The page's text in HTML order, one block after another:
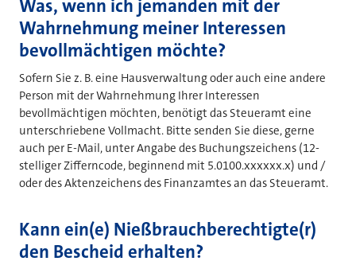
Was, wenn ich jemanden mit der
Wahrnehmung meiner Interessen
bevollmächtigen möchte?
Sofern Sie z. B. eine Hausverwaltung oder auch eine andere
Person mit der Wahrnehmung Ihrer Interessen
bevollmächtigen möchten, benötigt das Steueramt eine
unterschriebene Vollmacht. Bitte senden Sie diese, gerne
auch per E-Mail, unter Angabe des Buchungszeichens (12-
stelliger Zifferncode, beginnend mit 5.0100.xxxxxx.x) und /
oder des Aktenzeichens des Finanzamtes an das Steueramt.
Kann ein(e) Nießbrauchberechtigte(r)
den Bescheid erhalten?